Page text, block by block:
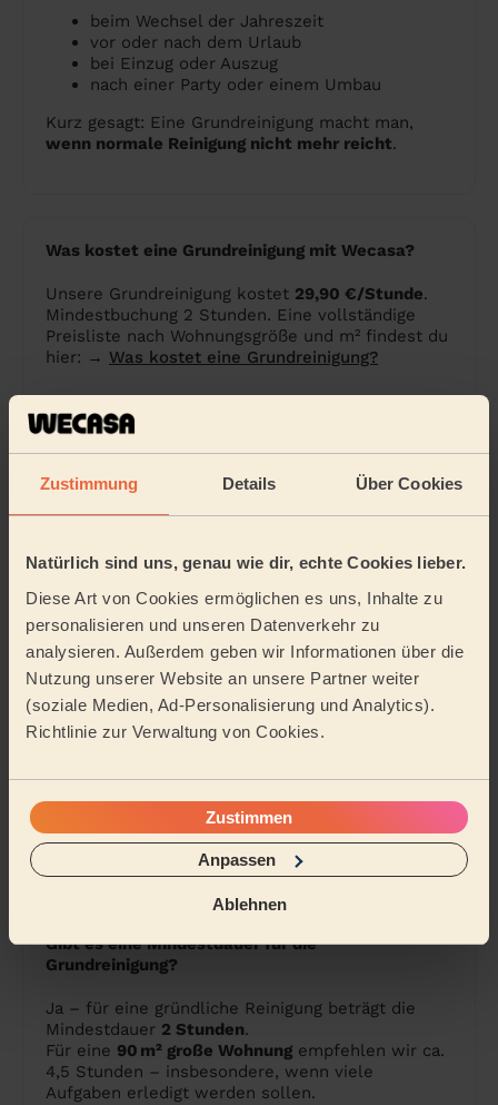
Zustimmung Details Über Cookies
Natürlich sind uns, genau wie dir, echte Cookies lieber.
Diese Art von Cookies ermöglichen es uns, Inhalte zu
personalisieren und unseren Datenverkehr zu
analysieren. Außerdem geben wir Informationen über die
Nutzung unserer Website an unsere Partner weiter
(soziale Medien, Ad-Personalisierung und Analytics).
Richtlinie zur Verwaltung von Cookies.
Zustimmen
Anpassen
Ablehnen
beim Wechsel der Jahreszeit
vor oder nach dem Urlaub
bei Einzug oder Auszug
nach einer Party oder einem Umbau
Kurz gesagt: Eine Grundreinigung macht man,
wenn normale Reinigung nicht mehr reicht.
Was kostet eine Grundreinigung mit Wecasa?
Unsere Grundreinigung kostet 29,90 €/Stunde.
Mindestbuchung 2 Stunden. Eine vollständige
Preisliste nach Wohnungsgröße und m² findest du
hier: → Was kostet eine Grundreinigung?
Adresse eingeben – vollständig mit Straße,
Hausnummer & PLZ
Dienstleistung wählen – hier:
Grundreinigung
Termin und Dauer festlegen – buchbar bis 2
Stunden im Voraus
erst nach Abschluss der Reinigung
Du erhältst ein passendes Angebot – du
ablehnen
Wir begleiten dich vom ersten Klick bis zum
letzten Wisch.
Gibt es eine Mindestdauer für die
Grundreinigung?
Ja – für eine gründliche Reinigung beträgt die
Mindestdauer 2 Stunden.
Für eine 90 m² große Wohnung empfehlen wir ca.
4,5 Stunden – insbesondere, wenn viele
Aufgaben erledigt werden sollen.